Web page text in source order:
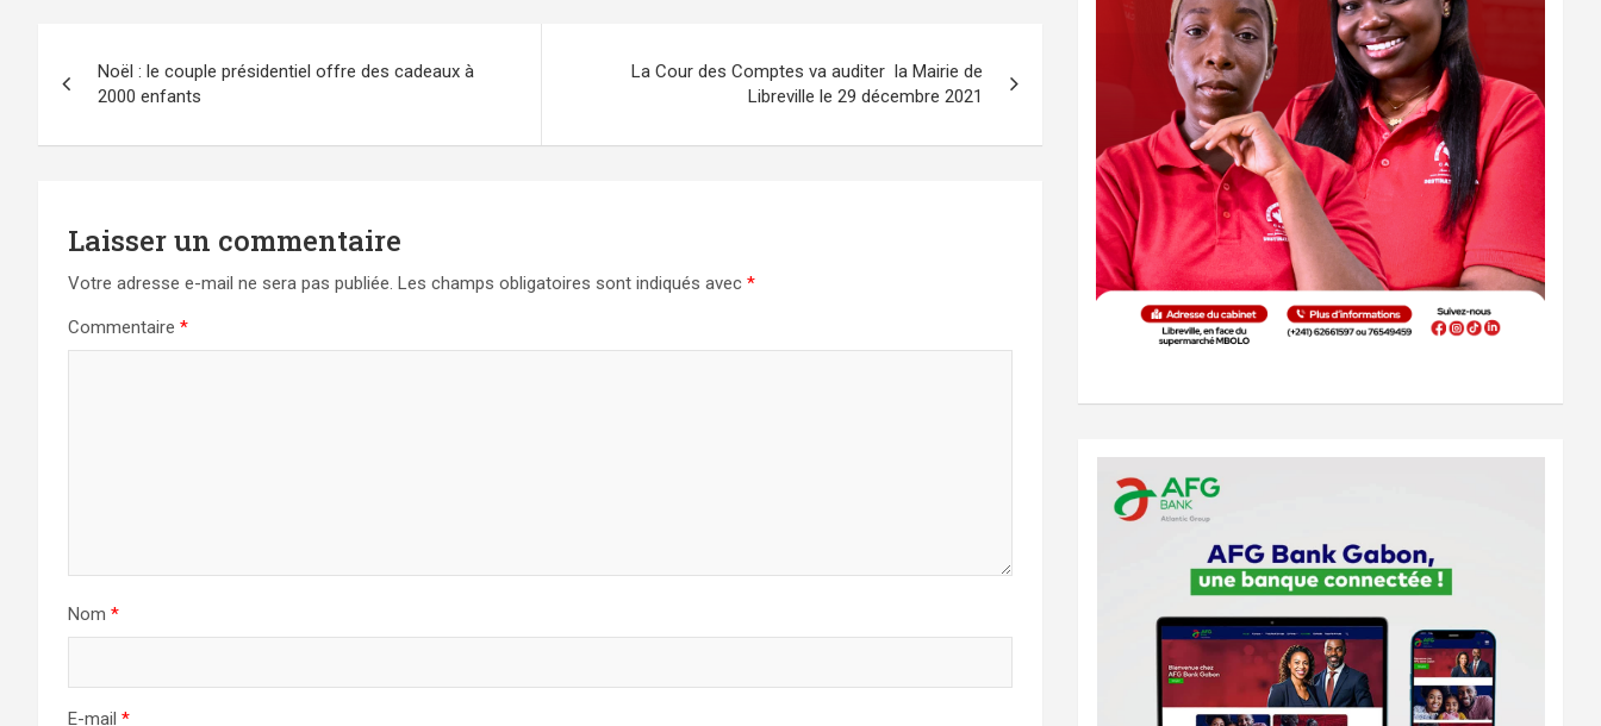
de
l’article
Noël : le couple présidentiel offre des cadeaux à
2000 enfants
La Cour des Comptes va auditer la Mairie de
Libreville le 29 décembre 2021
Laisser un commentaire
Votre adresse e-mail ne sera pas publiée. Les champs obligatoires sont indiqués avec *
Commentaire *
Nom *
E-mail *